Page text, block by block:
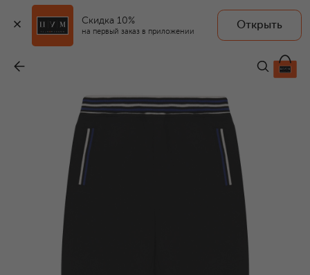
Скидка 10%
на первый заказ в приложении
Открыть
59 950 ₽